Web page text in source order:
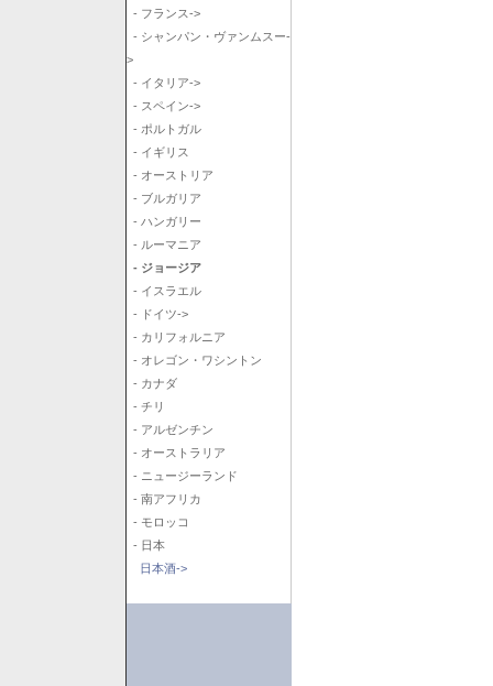
- フランス->
- シャンパン・ヴァンムスー-
>
- イタリア->
- スペイン->
- ポルトガル
- イギリス
- オーストリア
- ブルガリア
- ハンガリー
- ルーマニア
- ジョージア
- イスラエル
- ドイツ->
- カリフォルニア
- オレゴン・ワシントン
- カナダ
- チリ
- アルゼンチン
- オーストラリア
- ニュージーランド
- 南アフリカ
- モロッコ
- 日本
日本酒->